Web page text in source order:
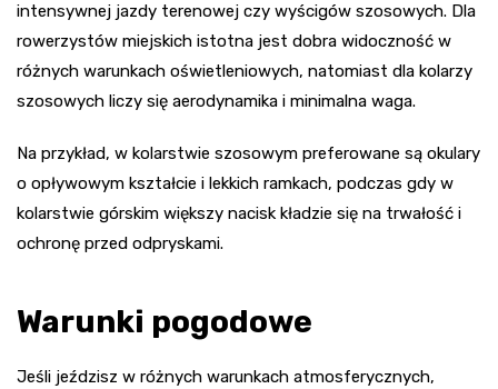
intensywnej jazdy terenowej czy wyścigów szosowych. Dla
rowerzystów miejskich istotna jest dobra widoczność w
różnych warunkach oświetleniowych, natomiast dla kolarzy
szosowych liczy się aerodynamika i minimalna waga.
Na przykład, w kolarstwie szosowym preferowane są okulary
o opływowym kształcie i lekkich ramkach, podczas gdy w
kolarstwie górskim większy nacisk kładzie się na trwałość i
ochronę przed odpryskami.
Warunki pogodowe
Jeśli jeździsz w różnych warunkach atmosferycznych,